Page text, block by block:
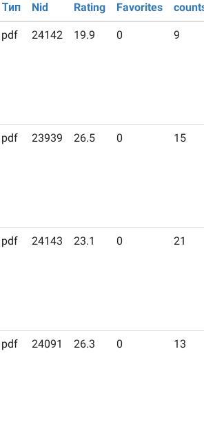
Тип Nid Rating
Favorites
pdf 24142 19.9 0 9
pdf 23939 26.5 0 15
pdf 24143 23.1 0 21
pdf 24091 26.3 0 13